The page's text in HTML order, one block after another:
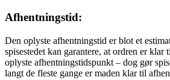
Afhentningstid:
Den oplyste afhentningstid er blot et
spisestedet kan garantere, at ordren er
oplyste afhentningstidspunkt – dog gør
langt de fleste gange er maden klar til